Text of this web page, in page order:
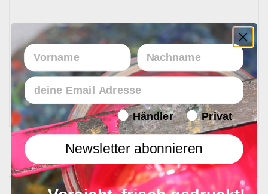
Lieferzeit
In 1 - 4 Werktagen bei Ihnen
Vorname Nachname
Email
Endverbraucher/Haendler
Händler Privat
Newsletter abonnieren